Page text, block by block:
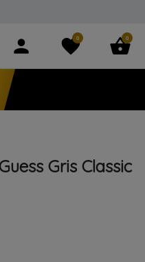
person favorite
0 shopping_basket
0
Gris Classic